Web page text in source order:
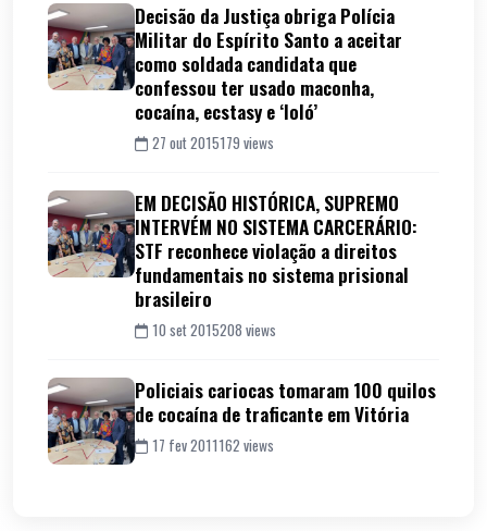
Decisão da Justiça obriga Polícia
Militar do Espírito Santo a aceitar
como soldada candidata que
confessou ter usado maconha,
cocaína, ecstasy e ‘loló’
27 out 2015179 views
EM DECISÃO HISTÓRICA, SUPREMO
INTERVÉM NO SISTEMA CARCERÁRIO:
STF reconhece violação a direitos
fundamentais no sistema prisional
brasileiro
10 set 2015208 views
Policiais cariocas tomaram 100 quilos
de cocaína de traficante em Vitória
17 fev 2011162 views